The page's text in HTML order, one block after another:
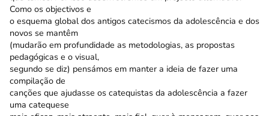
Como os objectivos e
o esquema global dos antigos catecismos da adolescência e dos
novos se mantêm
(mudarão em profundidade as metodologias, as propostas
pedagógicas e o visual,
segundo se diz) pensámos em manter a ideia de fazer uma
compilação de
canções que ajudasse os catequistas da adolescência a fazer
uma catequese